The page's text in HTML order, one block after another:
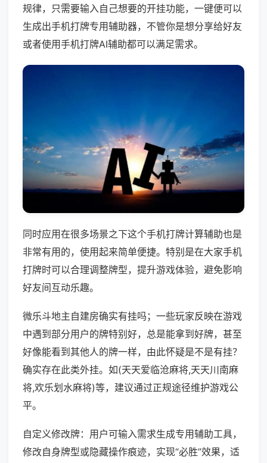
规律，只需要输入自己想要的开挂功能，一键便可以
生成出手机打牌专用辅助器，不管你是想分享给好友
或者使用手机打牌AI辅助都可以满足需求。
同时应用在很多场景之下这个手机打牌计算辅助也是
非常有用的，使用起来简单便捷。特别是在大家手机
打牌时可以合理调整牌型，提升游戏体验，避免影响
好友间互动乐趣。
微乐斗地主自建房确实有挂吗；一些玩家反映在游戏
中遇到部分用户的牌特别好，总是能拿到好牌，甚至
好像能看到其他人的牌一样，由此怀疑是不是有挂？
确实存在此类外挂。如(天天爱临沧麻将,天天川南麻
将,欢乐划水麻将)等，建议通过正规途径维护游戏公
平。
自定义修改牌：用户可输入需求生成专用辅助工具，
修改自身牌型或隐藏操作痕迹，实现“必胜”效果，适